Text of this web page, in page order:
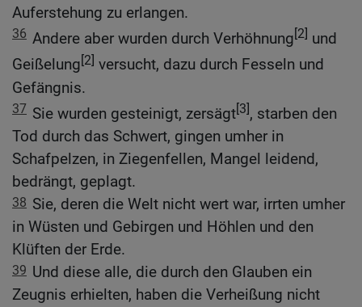
Auferstehung zu erlangen.
36 Andere aber wurden durch Verhöhnung[2] und
Geißelung[2] versucht, dazu durch Fesseln und
Gefängnis.
37 Sie wurden gesteinigt, zersägt[3], starben den
Tod durch das Schwert, gingen umher in
Schafpelzen, in Ziegenfellen, Mangel leidend,
bedrängt, geplagt.
38 Sie, deren die Welt nicht wert war, irrten umher
in Wüsten und Gebirgen und Höhlen und den
Klüften der Erde.
39 Und diese alle, die durch den Glauben ein
Zeugnis erhielten, haben die Verheißung nicht